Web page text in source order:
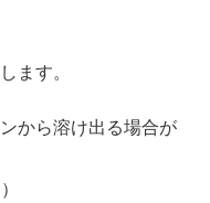
ます。
から溶け出る場合が